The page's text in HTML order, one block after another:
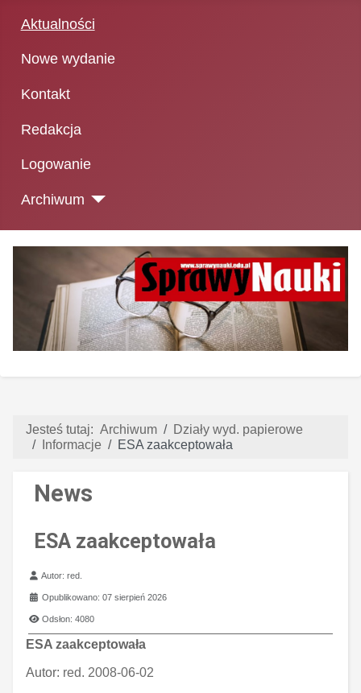
Aktualności
Nowe wydanie
Kontakt
Redakcja
Logowanie
Archiwum
Jesteś tutaj: Archiwum
Działy wyd. papierowe
Informacje
ESA zaakceptowała
News
ESA zaakceptowała
Szczegóły
Autor:red.
Opublikowano: 07 sierpień 2026
Odsłon: 4080
ESA zaakceptowała
Autor: red. 2008-06-02